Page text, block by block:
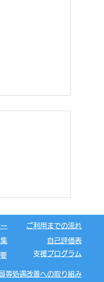
ご利用までの流れ
自己評価表
等処遇改善への取り組み
​支援プログラム